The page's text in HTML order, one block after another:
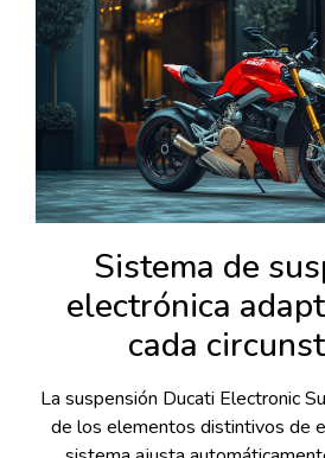
Sistema de
electrónica
cada
La suspensión Ducati Electronic
de los elementos distintivos de